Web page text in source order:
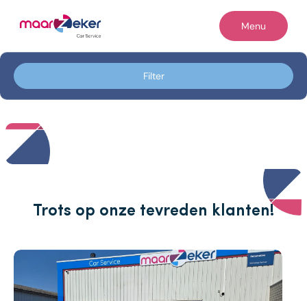
Menu
Home
Reiniging & herstel
Vacatures
Filter
Filters
Filter op
Merk
Brandstof
Trots op onze tevreden klanten!